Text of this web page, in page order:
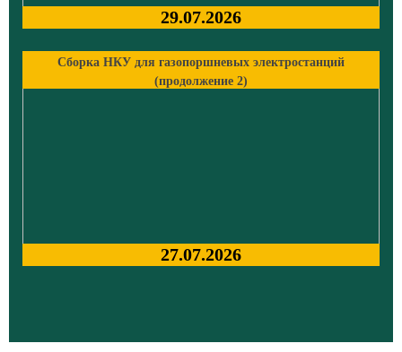
29.07.2026
Сборка НКУ для газопоршневых электростанций
(продолжение 2)
27.07.2026